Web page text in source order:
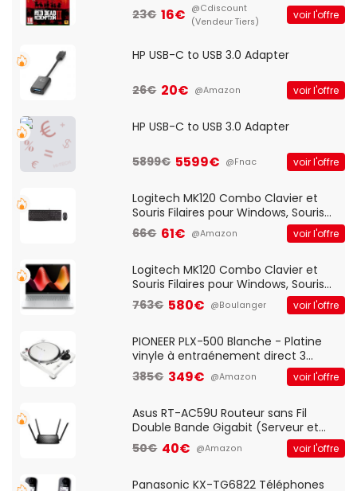
23€ 16€ @Cdiscount
(Vendeur Tiers)
voir l'offre
HP USB-C to USB 3.0 Adapter
26€ 20€ @Amazon voir l'offre
HP USB-C to USB 3.0 Adapter
5899€ 5599€ @Fnac voir l'offre
Logitech MK120 Combo Clavier et
Souris Filaires pour Windows, Souris
Optique Filaire, Connexion USB Plug
And Play, Confortable, Taille
QWERTY UK - Noir
66€ 61€ @Amazon voir l'offre
Logitech MK120 Combo Clavier et
Souris Filaires pour Windows, Souris
Optique Filaire, Connexion USB Plug
And Play, Confortable, Taille
QWERTY UK - Noir
763€ 580€ @Boulanger voir l'offre
PIONEER PLX-500 Blanche - Platine
vinyle à entraénement direct 3
vitesses (33-45-78 trs/min) avec
pre-ampli intégré et port USB
385€ 349€ @Amazon voir l'offre
Asus RT-AC59U Routeur sans Fil
Double Bande Gigabit (Serveur et
Client VPN, Triple Vlan, Mode Point
d'accès et Bridge, contrôle Parental,
50€ 40€ @Amazon voir l'offre
Panasonic KX-TG6822 Téléphones